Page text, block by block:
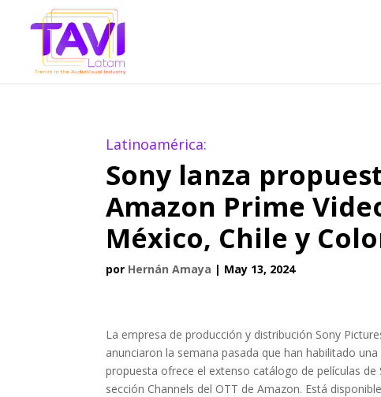
Latinoamérica:
Sony lanza
Amazon Prime
México, Chile y
por Hernán Amaya | May 13, 2024
La empresa de producción y distribución Sony
anunciaron la semana pasada que han habilitado
propuesta ofrece el extenso catálogo de películas
sección Channels del OTT de Amazon. Está